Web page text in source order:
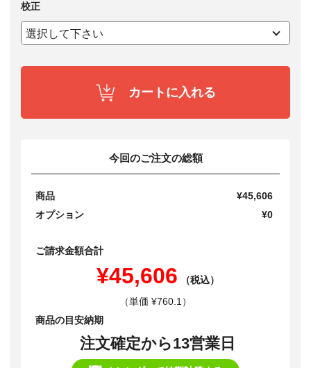
校正
カートに入れる
今回のご注文の総額
商品
¥45,606
オプション
¥0
ご請求金額合計
¥45,606
（税込）
（単価 ¥760.1）
商品の目安納期
注文確定から13営業日